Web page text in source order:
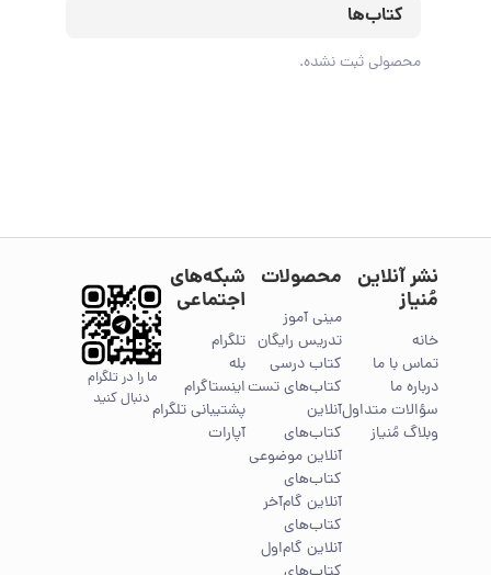
کتاب‌ها
محصولی ثبت نشده.
نشر آنلاین
مُنیاز
خانه
تماس با ما
درباره ما
سؤالات متداول
وبلاگ مُنیاز
محصولات
مینی آموز
تدریس رایگان
کتاب درسی
کتاب‌های تست
آنلاین
کتاب‌های
آنلاین موضوعی
کتاب‌های
آنلاین گام‌آخر
کتاب‌های
آنلاین گام‌اول
شبکه‌های
اجتماعی
تلگرام
بله
اینستاگرام
پشتیبانی تلگرام
آپارات
ما را در تلگرام
دنبال کنید